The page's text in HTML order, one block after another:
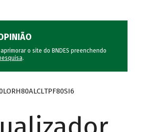
o site do BNDES preenchendo
.